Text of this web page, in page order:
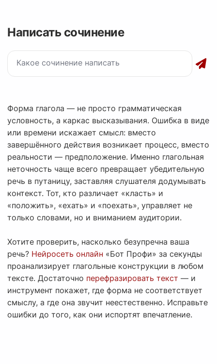
Написать сочинение
Форма глагола — не просто грамматическая
условность, а каркас высказывания. Ошибка в виде
или времени искажает смысл: вместо
завершённого действия возникает процесс, вместо
реальности — предположение. Именно глагольная
неточность чаще всего превращает убедительную
речь в путаницу, заставляя слушателя додумывать
контекст. Тот, кто различает «класть» и
«положить», «ехать» и «поехать», управляет не
только словами, но и вниманием аудитории.
Хотите проверить, насколько безупречна ваша
речь? Нейросеть онлайн «Бот Профи» за секунды
проанализирует глагольные конструкции в любом
тексте. Достаточно перефразировать текст — и
инструмент покажет, где форма не соответствует
смыслу, а где она звучит неестественно. Исправьте
ошибки до того, как они испортят впечатление.